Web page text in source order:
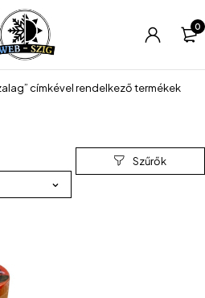
0
címkével rendelkező termékek